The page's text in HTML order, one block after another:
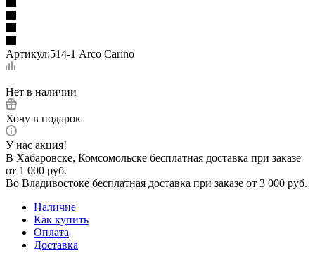
Артикул:514-1 Arco Carino
Нет в наличии
Хочу в подарок
У нас акция!
В Хабаровске, Комсомольске бесплатная доставка при заказе
от 1 000 руб.
Во Владивостоке бесплатная доставка при заказе от 3 000 руб.
Наличие
Как купить
Оплата
Доставка